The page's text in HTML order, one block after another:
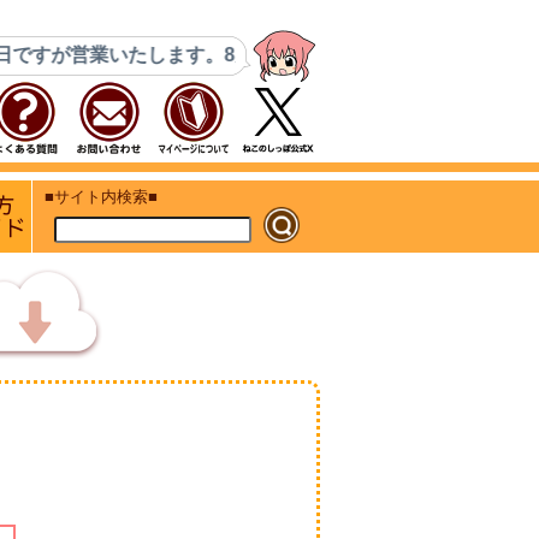
ます。8月14日(金)・15日(土)はコミケ搬入とその準備の
初めての方 ご利用ガイド
■サイト内検索■